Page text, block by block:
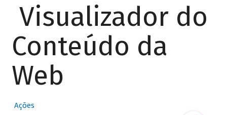
Visualizador do
Conteúdo da
Web
Ações